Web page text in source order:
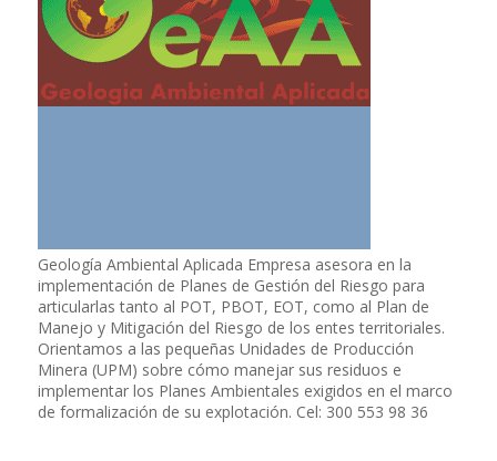
Geología Ambiental Aplicada Empresa asesora en la
implementación de Planes de Gestión del Riesgo para
articularlas tanto al POT, PBOT, EOT, como al Plan de
Manejo y Mitigación del Riesgo de los entes territoriales.
Orientamos a las pequeñas Unidades de Producción
Minera (UPM) sobre cómo manejar sus residuos e
implementar los Planes Ambientales exigidos en el marco
de formalización de su explotación. Cel: 300 553 98 36